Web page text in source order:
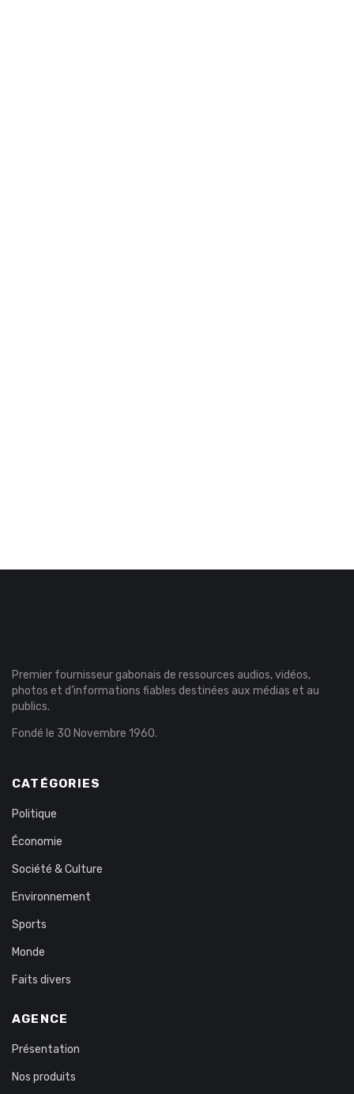
Premier fournisseur gabonais de ressources audios, vidéos,
photos et d’informations fiables destinées aux médias et au
publics.
Fondé le 30 Novembre 1960.
CATÉGORIES
Politique
Économie
Société & Culture
Environnement
Sports
Monde
Faits divers
AGENCE
Présentation
Nos produits